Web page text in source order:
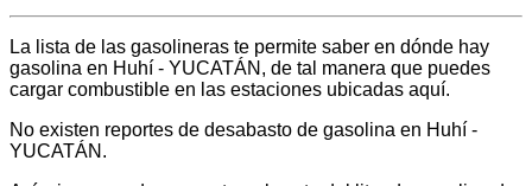
La lista de las gasolineras te permite saber en dónde hay
gasolina en Huhí - YUCATÁN, de tal manera que puedes
cargar combustible en las estaciones ubicadas aquí.
No existen reportes de desabasto de gasolina en Huhí -
YUCATÁN.